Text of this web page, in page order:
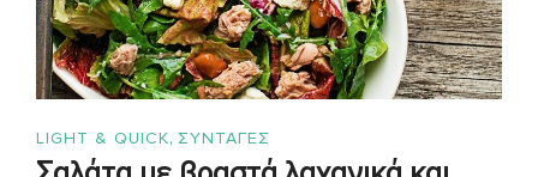
LIGHT & QUICK, ΣΥΝΤΑΓΈΣ